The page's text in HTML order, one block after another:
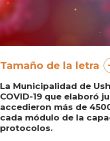
Tamaño de la letra
La Municipalidad de
COVID-19 que elaboró
accedieron más de
cada módulo de la
protocolos.